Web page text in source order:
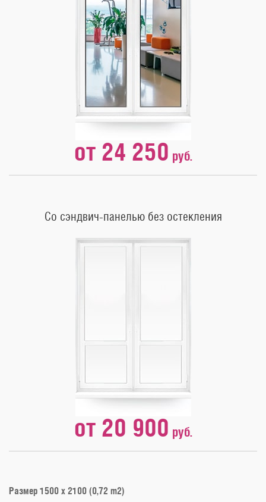
от 24 250 руб.
Со сэндвич-панелью без остекления
от 20 900 руб.
Размер 1500 х 2100 (0,72 m2)